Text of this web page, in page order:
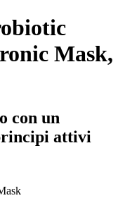
Mask,
con un
attivi